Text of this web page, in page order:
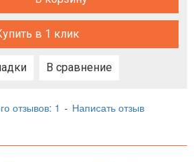
отзывов: 1 - Написать отзыв
в 1 клик
В сравнение